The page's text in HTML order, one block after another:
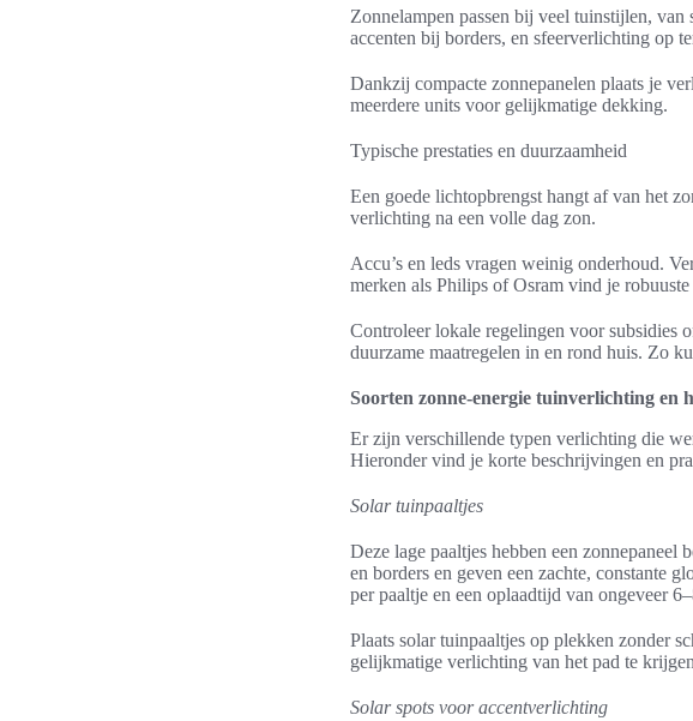
Zonnelampen passen bij veel tuinstijlen,
accenten bij borders, en sfeerverlichting op
Dankzij compacte zonnepanelen plaats je
meerdere units voor gelijkmatige dekking.
Typische prestaties en duurzaamheid
Een goede lichtopbrengst hangt af van het
verlichting na een volle dag zon.
Accu’s en leds vragen weinig onderhoud.
merken als Philips of Osram vind je
Controleer lokale regelingen voor subsidies
duurzame maatregelen in en rond huis. Zo
Soorten zonne-energie tuinverlichting en
Er zijn verschillende typen verlichting die
Hieronder vind je korte beschrijvingen en
Solar tuinpaaltjes
Deze lage paaltjes hebben een zonnepaneel
en borders en geven een zachte, constante
per paaltje en een oplaadtijd van ongeveer
Plaats solar tuinpaaltjes op plekken zonder
gelijkmatige verlichting van het pad te
Solar spots voor accentverlichting